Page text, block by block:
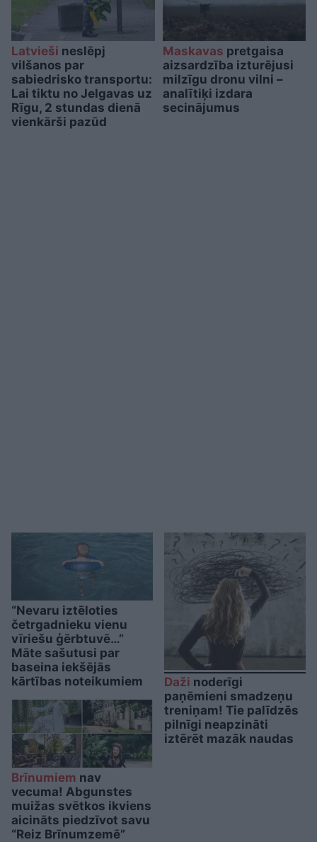
Latvieši neslēpj
vilšanos par
sabiedrisko transportu:
Lai tiktu no Jelgavas uz
Rīgu, 2 stundas dienā
vienkārši pazūd
Maskavas pretgaisa
aizsardzība izturējusi
milzīgu dronu vilni –
analītiķi izdara
secinājumus
“Nevaru iztēloties
četrgadnieku vienu
vīriešu ģērbtuvē…”
Māte sašutusi par
baseina iekšējās
kārtības noteikumiem
Brīnumiem nav
vecuma! Abgunstes
muižas svētkos ikviens
aicināts piedzīvot savu
“Reiz Brīnumzemē”
Daži noderīgi
paņēmieni smadzeņu
treniņam! Tie palīdzēs
pilnīgi neapzināti
iztērēt mazāk naudas